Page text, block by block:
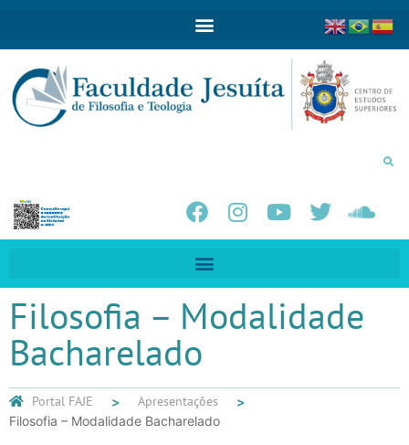
Filosofia – Modalidade
Bacharelado
Portal FAJE Apresentações
Filosofia – Modalidade Bacharelado